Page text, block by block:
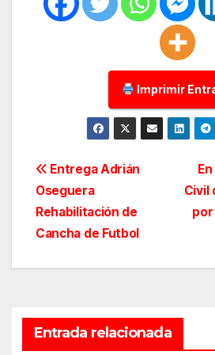
Imprimir
Navegación
de
entradas
Civil
Entrega Adrián
Oseguera
Rehabilitación de
Cancha de Futbol
Entrada relacionada